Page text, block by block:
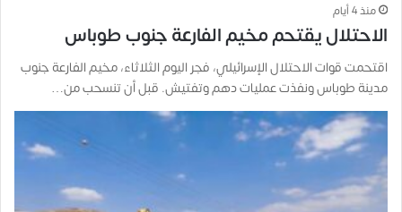
منذ 4 أيام
الاحتلال يقتحم مخيم الفارعة جنوب طوباس
اقتحمت قوات الاحتلال الإسرائيلي، فجر اليوم الثلاثاء، مخيم الفارعة جنوب
مدينة طوباس ونفذت عمليات دهم وتفتيش. قبل أن تنسحب من…